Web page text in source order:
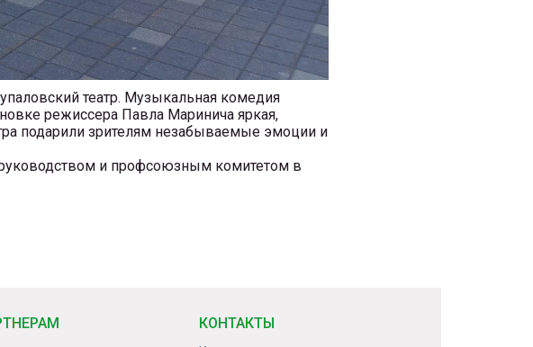
театр. Музыкальная комедия
режиссера Павла Маринича яркая,
подарили зрителям незабываемые эмоции и
и профсоюзным комитетом в
КОНТАКТЫ